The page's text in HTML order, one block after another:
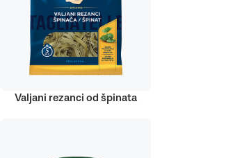
Valjani rezanci od špinata